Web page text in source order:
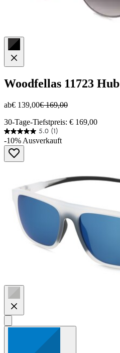
Woodfellas 11723 Hub
ab€ 139,00€ 169,00
30-Tage-Tiefstpreis: € 169,00
5.0 (1)
5.0
von
Sternen.
Bewertung
-10% Ausverkauft